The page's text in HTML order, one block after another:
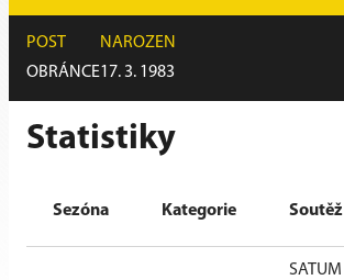
POST
OBRÁNCE
NAROZEN
17. 3. 1983
Statistiky
Sezóna Kategorie Soutěž
SATUM